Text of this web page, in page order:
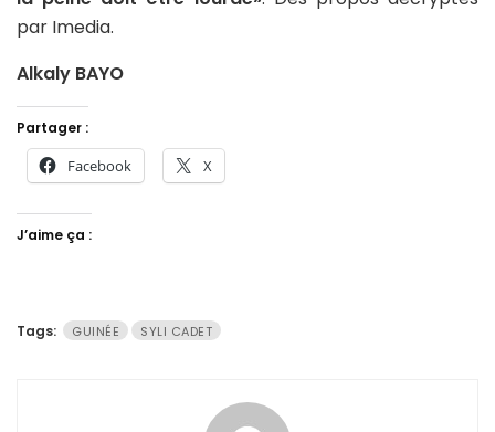
par Imedia.
Alkaly BAYO
Partager :
Facebook X
J’aime ça :
Tags: GUINÉE SYLI CADET